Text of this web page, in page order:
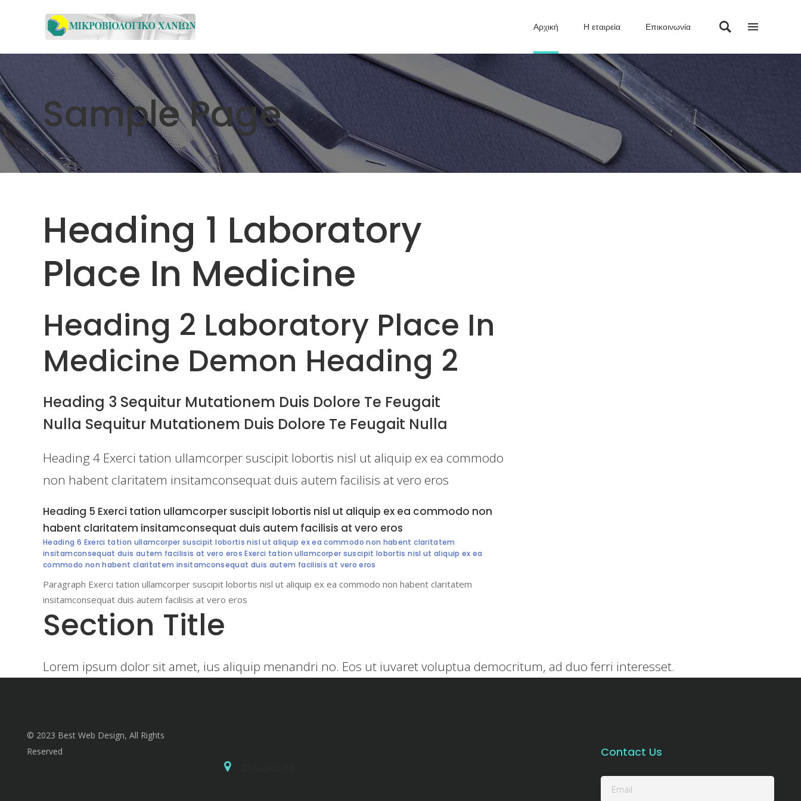
Αρχική Η εταιρεία Επικοινωνία
Sample Page
Heading 1 Laboratory
Place In Medicine
Heading 2 Laboratory Place In
Medicine Demon Heading 2
Heading 3 Sequitur Mutationem Duis Dolore Te Feugait
Nulla Sequitur Mutationem Duis Dolore Te Feugait Nulla
Heading 4 Exerci tation ullamcorper suscipit lobortis nisl ut aliquip ex ea commodo
non habent claritatem insitamconsequat duis autem facilisis at vero eros
Heading 5 Exerci tation ullamcorper suscipit lobortis nisl ut aliquip ex ea commodo non
habent claritatem insitamconsequat duis autem facilisis at vero eros
Heading 6 Exerci tation ullamcorper suscipit lobortis nisl ut aliquip ex ea commodo non habent claritatem
insitamconsequat duis autem facilisis at vero eros Exerci tation ullamcorper suscipit lobortis nisl ut aliquip ex ea
commodo non habent claritatem insitamconsequat duis autem facilisis at vero eros
Paragraph Exerci tation ullamcorper suscipit lobortis nisl ut aliquip ex ea commodo non habent claritatem
insitamconsequat duis autem facilisis at vero eros
Section Title
Lorem ipsum dolor sit amet, ius aliquip menandri no. Eos ut iuvaret voluptua democritum, ad duo ferri interesset.
© 2023 Best Web Design, All Rights
Reserved
Contact Us